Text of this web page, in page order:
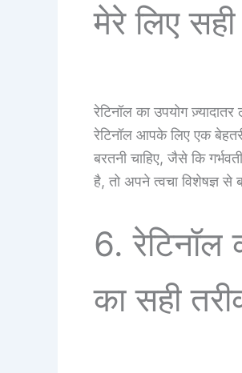
मेरे लिए
रेटिनॉल का उपयोग
रेटिनॉल आपके लिए एक
बरतनी चाहिए, जैसे कि
है, तो अपने त्वचा विशेषज्ञ से
6.
का सही